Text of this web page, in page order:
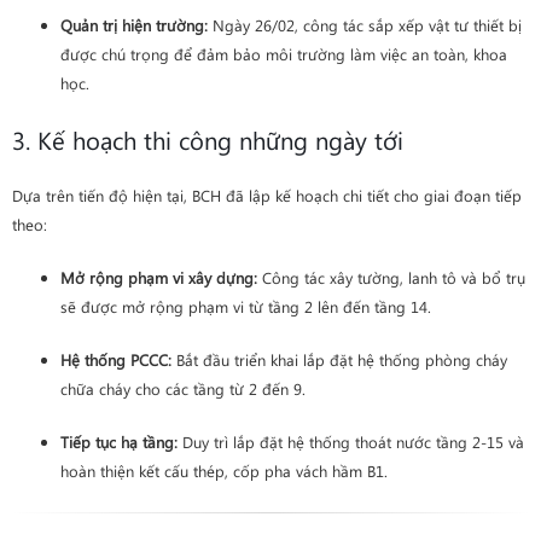
Quản trị hiện trường: Ngày 26/02, công tác sắp xếp vật tư thiết bị
được chú trọng để đảm bảo môi trường làm việc an toàn, khoa
học.
3. Kế hoạch thi công những ngày tới
Dựa trên tiến độ hiện tại, BCH đã lập kế hoạch chi tiết cho giai đoạn tiếp
theo:
Mở rộng phạm vi xây dựng: Công tác xây tường, lanh tô và bổ trụ
sẽ được mở rộng phạm vi từ tầng 2 lên đến tầng 14.
Hệ thống PCCC: Bắt đầu triển khai lắp đặt hệ thống phòng cháy
chữa cháy cho các tầng từ 2 đến 9.
Tiếp tục hạ tầng: Duy trì lắp đặt hệ thống thoát nước tầng 2-15 và
hoàn thiện kết cấu thép, cốp pha vách hầm B1.